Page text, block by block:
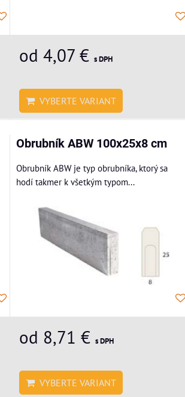
od 4,07 € s DPH
VYBERTE VARIANT
Obrubník ABW 100x25x8 cm
Obrubník ABW je typ obrubníka, ktorý sa
hodí takmer k všetkým typom...
od 8,71 € s DPH
VYBERTE VARIANT